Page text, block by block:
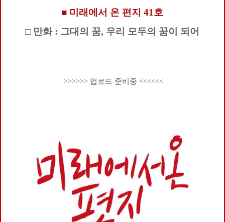
■ 미래에서 온 편지 41호
□ 만화 : 그대의 꿈, 우리 모두의 꿈이 되어
>>>>>> 업로드 준비중 <<<<<<